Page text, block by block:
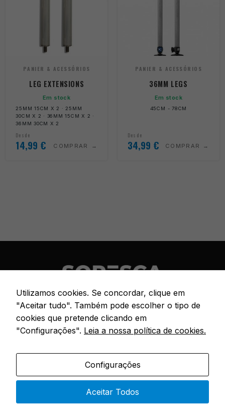
PANIER & ACESSÓRIOS
LEG EXTENSIONS
Em stock
25MM 15CM X 2 · 25MM
30CM X 2 · 36MM 15CM X 2 ·
36MM 30CM X 2
Desde
14,99 € COMPRAR
PANIER & ACESSÓRIOS
36MM LEGS
Em stock
45CM - 78CM
Desde
34,99 € COMPRAR
Especialistas em artigos de pesca
Rua 4 do Bom Sucesso – No. 9,
4730-453 Vila do Prado
Segunda a Sexta: 9h00 – 19h00
Utilizamos cookies. Se concordar, clique em
"Aceitar tudo". Também pode escolher o tipo de
cookies que pretende clicando em
"Configurações". Leia a nossa política de cookies.
Configurações
Aceitar Todos